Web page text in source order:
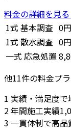
料金の詳細を見
1式 基本調査 0
1式 散水調査 0
一式 応急処置
他11件の料金プ
1 実績・満足度で
2年間施工実績
3 一貫体制で高